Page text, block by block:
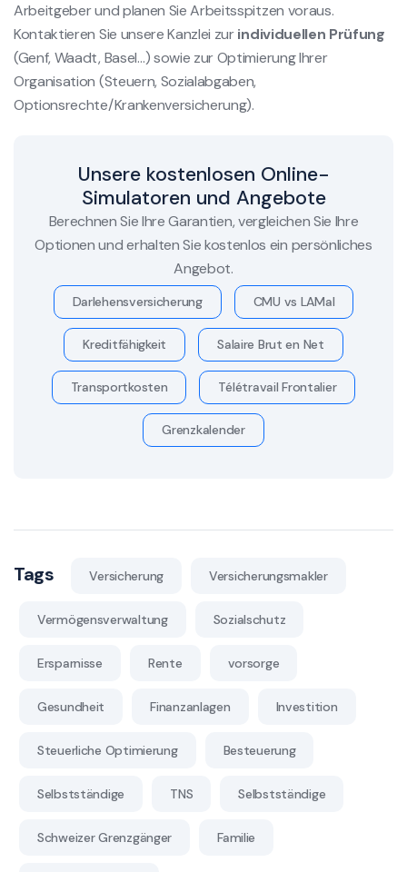
Arbeitgeber und planen Sie Arbeitsspitzen voraus.
Kontaktieren Sie unsere Kanzlei zurindividuellen Prüfung
(Genf, Waadt, Basel…) sowie zur Optimierung Ihrer
Organisation (Steuern, Sozialabgaben,
Optionsrechte/Krankenversicherung).
Unsere kostenlosen Online-
Simulatoren und Angebote
Berechnen Sie Ihre Garantien, vergleichen Sie Ihre
Optionen und erhalten Sie kostenlos ein persönliches
Angebot.
Darlehensversicherung CMU vs LAMal
Kreditfähigkeit Salaire Brut en Net
Transportkosten Télétravail Frontalier
Grenzkalender
Tags Versicherung Versicherungsmakler
Vermögensverwaltung Sozialschutz
Ersparnisse Rente vorsorge
Gesundheit Finanzanlagen Investition
Steuerliche Optimierung Besteuerung
Selbstständige TNS Selbstständige
Schweizer Grenzgänger Familie